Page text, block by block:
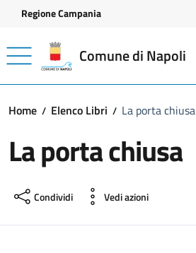
Vai ai contenuti
Vai al footer
Regione Campania
Comune di Napoli
Home Elenco Libri La porta chiusa
La porta chiusa
Condividi Vedi azioni